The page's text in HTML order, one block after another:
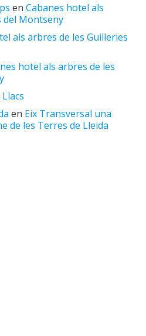
en Cabanes hotel als
del Montseny
als arbres de les Guilleries
hotel als arbres de les
en Eix Transversal una
de les Terres de Lleida